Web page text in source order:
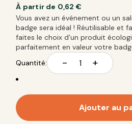
À partir de 0,62 €
Vous avez un événement ou un
badge sera idéal ! Réutilisable et
faites le choix d’un produit
parfaitement en valeur votre
Quantité:
- +
Ajouter au